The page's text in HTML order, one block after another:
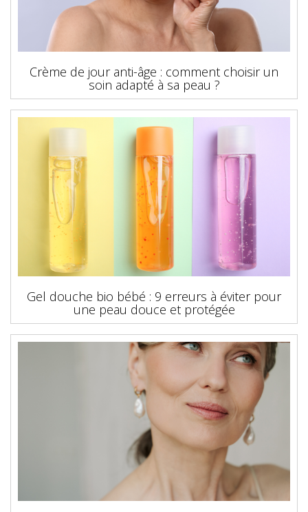
Crème de jour anti-âge : comment choisir un
soin adapté à sa peau ?
Gel douche bio bébé : 9 erreurs à éviter pour
une peau douce et protégée